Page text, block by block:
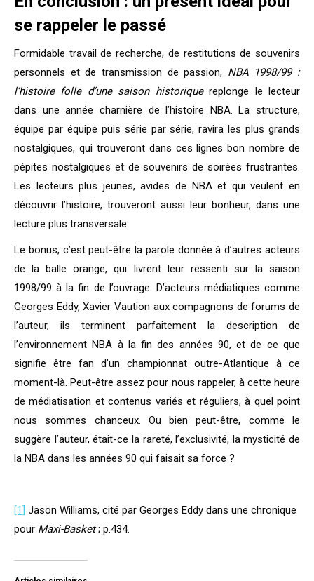
se rappeler le passé
Formidable travail de recherche, de restitutions de souvenirs
personnels et de transmission de passion, NBA 1998/99 :
l’histoire folle d’une saison historiquereplonge le lecteur
dans une année charnière de l’histoire NBA. La structure,
équipe par équipe puis série par série, ravira les plus grands
nostalgiques, qui trouveront dans ces lignes bon nombre de
pépites nostalgiques et de souvenirs de soirées frustrantes.
Les lecteurs plus jeunes, avides de NBA et qui veulent en
découvrir l’histoire, trouveront aussi leur bonheur, dans une
lecture plus transversale.
Le bonus, c’est peut-être la parole donnée à d’autres acteurs
de la balle orange, qui livrent leur ressenti sur la saison
1998/99 à la fin de l’ouvrage. D’acteurs médiatiques comme
Georges Eddy, Xavier Vaution aux compagnons de forums de
l’auteur, ils terminent parfaitement la description de
l’environnement NBA à la fin des années 90, et de ce que
signifie être fan d’un championnat outre-Atlantique à ce
moment-là. Peut-être assez pour nous rappeler, à cette heure
de médiatisation et contenus variés et réguliers, à quel point
nous sommes chanceux. Ou bien peut-être, comme le
suggère l’auteur, était-ce la rareté, l’exclusivité, la mysticité de
la NBA dans les années 90 qui faisait sa force ?
[1] Jason Williams, cité par Georges Eddy dans une chronique
pour Maxi-Basket; p.434.